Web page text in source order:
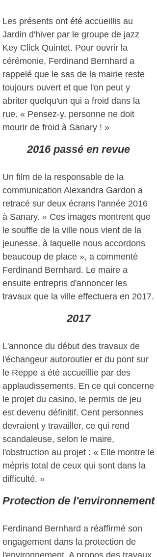
Les présents ont été accueillis au
Jardin d'hiver par le groupe de jazz
Key Click Quintet. Pour ouvrir la
cérémonie, Ferdinand Bernhard a
rappelé que le sas de la mairie reste
toujours ouvert et que l'on peut y
abriter quelqu'un qui a froid dans la
rue. « Pensez-y, personne ne doit
mourir de froid à Sanary ! »
2016 passé en revue
Un film de la responsable de la
communication Alexandra Gardon a
retracé sur deux écrans l'année 2016
à Sanary. « Ces images montrent que
le souffle de la ville nous vient de la
jeunesse, à laquelle nous accordons
beaucoup de place », a commenté
Ferdinand Bernhard. Le maire a
ensuite entrepris d'annoncer les
travaux que la ville effectuera en 2017.
2017
L'annonce du début des travaux de
l'échangeur autoroutier et du pont sur
le Reppe a été accueillie par des
applaudissements. En ce qui concerne
le projet du casino, le permis de jeu
est devenu définitif. Cent personnes
devraient y travailler, ce qui rend
scandaleuse, selon le maire,
l'obstruction au projet : « Elle montre le
mépris total de ceux qui sont dans la
difficulté. »
Protection de l'environnement
Ferdinand Bernhard a réaffirmé son
engagement dans la protection de
l'environnement. A propos des travaux